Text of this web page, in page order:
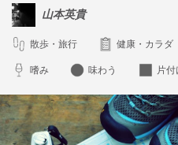
山本英貴
散歩・旅行 健康・カラダ
嗜み 味わう 片付